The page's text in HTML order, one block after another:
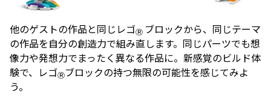
他のゲストの作品と同じレゴⓇ ブロックから、同じテーマ
の作品を自分の創造力で組み直します。同じパーツでも想
像力や発想力でまったく異なる作品に。新感覚のビルド体
験で、レゴⓇブロックの持つ無限の可能性を感じてみよ
う。